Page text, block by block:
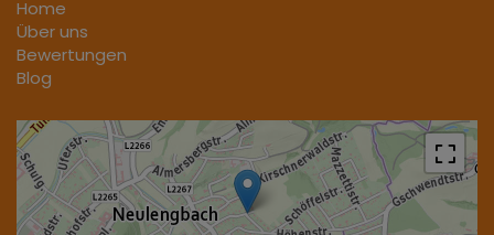
Home
Über uns
Bewertungen
Blog